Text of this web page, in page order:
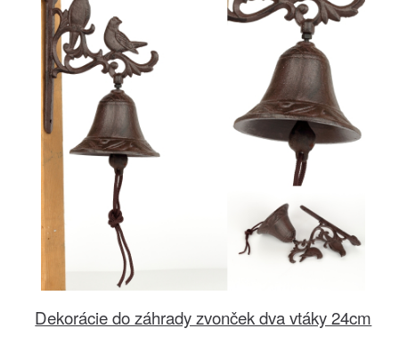
Dekorácie do záhrady zvonček dva vtáky 24cm